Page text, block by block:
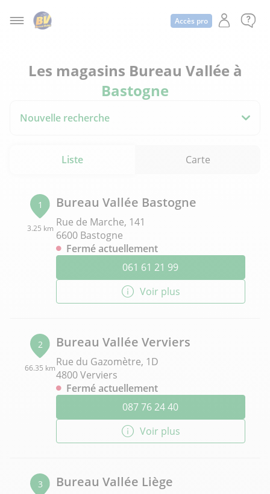
Accès pro
Les magasins Bureau Vallée à
Bastogne
Nouvelle recherche
Liste Carte
1
3.25 km
Bureau Vallée Bastogne
Rue de Marche, 141
6600 Bastogne
Fermé actuellement
061 61 21 99
Voir plus
2
66.35 km
Bureau Vallée Verviers
Rue du Gazomètre, 1D
4800 Verviers
Fermé actuellement
087 76 24 40
Voir plus
3 Bureau Vallée Liège